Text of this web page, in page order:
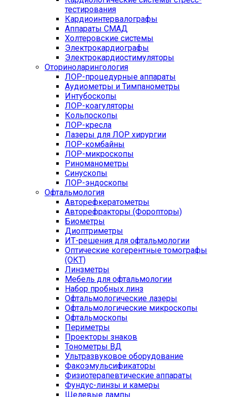
тестирования
Кардиоинтервалографы
Аппараты СМАД
Холтеровские системы
Электрокардиографы
Электрокардиостимуляторы
Оториноларингология
ЛОР-процедурные аппараты
Аудиометры и Тимпанометры
Интубоскопы
ЛОР-коагуляторы
Кольпоскопы
ЛОР-кресла
Лазеры для ЛОР хирургии
ЛОР-комбайны
ЛОР-микроскопы
Риноманометры
Синускопы
ЛОР-эндоскопы
Офтальмология
Авторефкератометры
Авторефракторы (Форопторы)
Биометры
Диоптриметры
ИТ-решения для офтальмологии
Оптические когерентные томографы
(ОКТ)
Линзметры
Мебель для офтальмологии
Набор пробных линз
Офтальмологические лазеры
Офтальмологические микроскопы
Офтальмоскопы
Периметры
Проекторы знаков
Тонометры ВД
Ультразвуковое оборудование
Факоэмульсификаторы
Физиотерапевтические аппараты
Фундус-линзы и камеры
Щелевые лампы